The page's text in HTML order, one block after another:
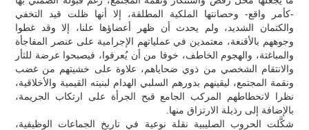
-كأمر واقع- وحصانتها الملكية المطلقة، إلا أنها ظلت قيد التخفي
والكتمان الشديد، ولم يحدث أن ظهر أعضاؤها علنا، إلا وقد غطوا
وجوههم بالأقنعة، معتمدين في عملياتهم الإجرامية على عنصر المفاجأة
والمباغتة، والهجوم الخاطف، خوفا من أن يُعرفوا، فيصبحوا عرضة للثأر
والانتقام الشخصي من ذوي ضحاياهم، علاوة على خشيتهم من غضب
ونقمة المجتمع، ليقينهم بدورهم السلبي الهدام لبنيته القيمية والأخلاقية،
نظرا لانحطاطهم المركب الجامع قبح الجرأة على ارتكاب الجريمة،
بالإضافة إلى رذيلة الارتزاق منها.
شكَّلت الحروب الصليبية نقلة نوعية في تاريخ الجماعات الوظيفية،